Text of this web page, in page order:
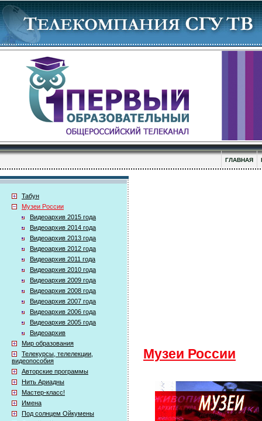
ГЛАВНАЯ
Табун
Музеи России
Видеоархив 2015 года
Видеоархив 2014 года
Видеоархив 2013 года
Видеоархив 2012 года
Видеоархив 2011 года
Видеоархив 2010 года
Видеоархив 2009 года
Видеоархив 2008 года
Видеоархив 2007 года
Видеоархив 2006 года
Видеоархив 2005 года
Видеоархив
Мир образования
Телекурсы, телелекции,
видеопособия
Авторские программы
Нить Ариадны
Мастер-класс!
Имена
Под солнцем Ойкумены
Музеи России